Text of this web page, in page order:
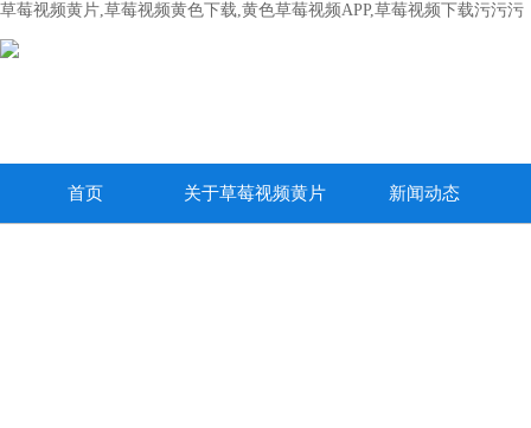
草莓视频黄片,草莓视频黄色下载,黄色草莓视频APP,草莓视频下载污污污
首页 关于草莓视频黄片 新闻动态